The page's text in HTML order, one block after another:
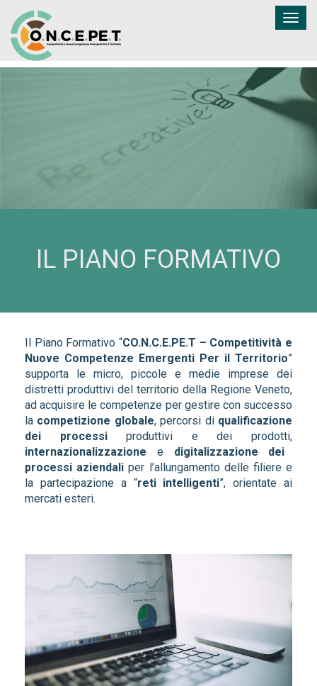
IL PIANO FORMATIVO
Il Piano Formativo “CO.N.C.E.PE.T – Competitività e
Nuove Competenze Emergenti Per il Territorio”
supporta le micro, piccole e medie imprese dei
distretti produttivi del territorio della Regione Veneto,
ad acquisire le competenze per gestire con successo
la competizione globale, percorsi di qualificazione
dei processiproduttivi e dei prodotti,
internazionalizzazione e digitalizzazione dei
processi aziendali per l’allungamento delle filiere e
la partecipazione a “reti intelligenti”, orientate ai
mercati esteri.